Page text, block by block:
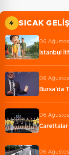
SICAK
06
İstanbul
06
Bursa’da
06
Carettalar
06